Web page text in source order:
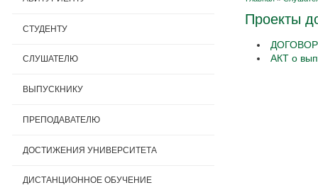
Проекты
ДОГОВОР
АКТ о
СТУДЕНТУ
СЛУШАТЕЛЮ
ВЫПУСКНИКУ
ПРЕПОДАВАТЕЛЮ
ДОСТИЖЕНИЯ УНИВЕРСИТЕТА
ДИСТАНЦИОННОЕ ОБУЧЕНИЕ